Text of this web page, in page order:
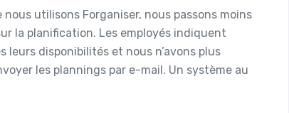
nous utilisons Forganiser, nous passons moins
la planification. Les employés indiquent
leurs disponibilités et nous n’avons plus
les plannings par e-mail. Un système au